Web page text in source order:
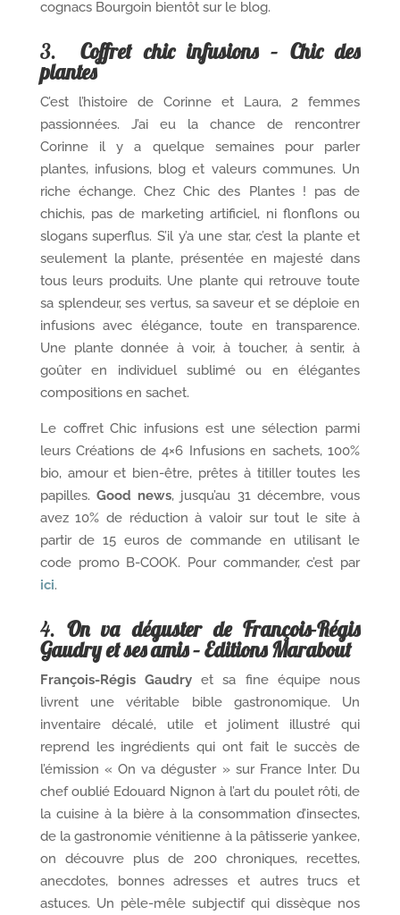
cognacs Bourgoin bientôt sur le blog.
3.Coffret chic infusions – Chic des
plantes
C’est l’histoire de Corinne et Laura, 2 femmes
passionnées. J’ai eu la chance de rencontrer
Corinne il y a quelque semaines pour parler
plantes, infusions, blog et valeurs communes. Un
riche échange. Chez Chic des Plantes ! pas de
chichis, pas de marketing artificiel, ni flonflons ou
slogans superflus. S’il y’a une star, c’est la plante et
seulement la plante, présentée en majesté dans
tous leurs produits. Une plante qui retrouve toute
sa splendeur, ses vertus, sa saveur et se déploie en
infusions avec élégance, toute en transparence.
Une plante donnée à voir, à toucher, à sentir, à
goûter en individuel sublimé ou en élégantes
compositions en sachet.
Le coffret Chic infusions est une sélection parmi
leurs Créations de 4×6 Infusions en sachets, 100%
bio, amour et bien-être, prêtes à titiller toutes les
papilles.Good news, jusqu’au 31 décembre, vous
avez 10% de réduction à valoir sur tout le site à
partir de 15 euros de commande en utilisant le
code promo B-COOK. Pour commander, c’est par
ici.
4.On va déguster de François-Régis
Gaudry et ses amis – Editions Marabout
François-Régis Gaudry et sa fine équipe nous
livrent une véritable bible gastronomique. Un
inventaire décalé, utile et joliment illustré qui
reprend les ingrédients qui ont fait le succès de
l’émission « On va déguster » sur France Inter. Du
chef oublié Edouard Nignon à l’art du poulet rôti, de
la cuisine à la bière à la consommation d’insectes,
de la gastronomie vénitienne à la pâtisserie yankee,
on découvre plus de 200 chroniques, recettes,
anecdotes, bonnes adresses et autres trucs et
astuces. Un pèle-mêle subjectif qui dissèque nos